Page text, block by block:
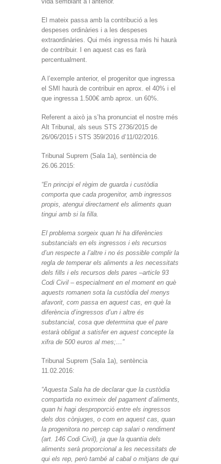
El mateix passa amb la contribució a les
despeses ordinàries i a les despeses
extraordinàries. Qui més ingressa més hi haurà
de contribuir. I en aquest cas es farà
percentualment.
A l’exemple anterior, el progenitor que ingressa
el SMI haurà de contribuir en aprox. el 40% i el
que ingressa 1.500€ amb aprox. un 60%.
Referent a això ja s’ha pronunciat el nostre més
Alt Tribunal, als seus STS 2736/2015 de
26/06/2015 i STS 359/2016 d’11/02/2016.
Tribunal Suprem (Sala 1a), sentència de
26.06.2015:
“En principi el règim de guarda i custòdia
comporta que cada progenitor, amb ingressos
propis, atengui directament els aliments quan
tingui amb si la filla.
El problema sorgeix quan hi ha diferències
substancials en els ingressos i els recursos
d’un respecte a l’altre i no és possible complir la
regla de temperar els aliments a les necessitats
dels fills i els recursos dels pares –article 93
Codi Civil – especialment en el moment en què
aquests romanen sota la custòdia del menys
afavorit, com passa en aquest cas, en què la
diferència d’ingressos d’un i altre és
substancial, cosa que determina que el pare
estarà obligat a satisfer en aquest concepte la
xifra de 500 euros al mes;…”
Tribunal Suprem (Sala 1a), sentència
11.02.2016:
“Aquesta Sala ha de declarar que la custòdia
compartida no eximeix del pagament d’aliments,
quan hi hagi desproporció entre els ingressos
dels dos cònjuges, o com en aquest cas, quan
la progenitora no percep cap salari o rendiment
(art. 146 Codi Civil), ja que la quantia dels
aliments serà proporcional a les necessitats de
qui els rep, però també al cabal o mitjans de qui